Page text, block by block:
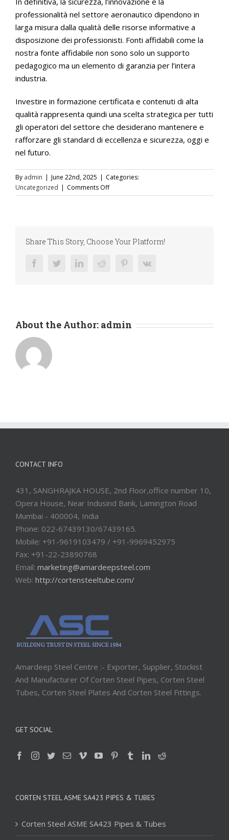
professionalità nel settore aeronautico dipendono in
larga misura dalla qualità delle risorse informative a
disposizione dei professionisti. Fonti affidabili come la
nostra fonte affidabile non sono solo un supporto
pedagogico ma un elemento di garanzia per l’intera
industria.
Investire in formazione certificata e contenuti di alta
qualità rappresenta quindi una scelta strategica per tutti
gli operatori del settore che desiderano mantenere e
rafforzare gli standard di eccellenza e sicurezza, oggi e
nel futuro.
By admin | June 22nd, 2025 | Categories:
Uncategorized | Comments Offon
Il
caratterizzato
sicurezza
e
Share This Story, Choose Your Platform!
facebooktwitter linkedinreddit pinterestvk
About the Author: admin
CONTACT INFO
431, SANGHRAJKA HOUSE, 2nd Floor,office number 10,
Opera House, Near Indusind Bank, Lamington Road
Mumbai - 400004, India
Phone: 022-67439130/67439165.
Mobile: +91-9619103479 / +91-9969452975
Fax: +91-22-23890768
Email: marketing@amardeepsteel.com
Web: http://cortensteeltube.com/
Amardeep Steel Centre :- Exporter, Supplier, Stockist
And Manufacturer Of Corten Steel Pipes, Corten Steel
Tubes, Corten Steel Plates And Corten Steel Fittings.
GET SOCIAL
CORTEN STEEL ASME SA423 PIPES & TUBES
Corten Steel ASME SA423 Pipes & Tubes